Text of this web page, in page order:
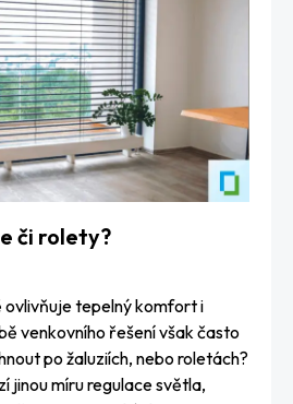
či rolety?
ovlivňuje tepelný komfort i
venkovního řešení však často
po žaluziích, nebo roletách?
jinou míru regulace světla,